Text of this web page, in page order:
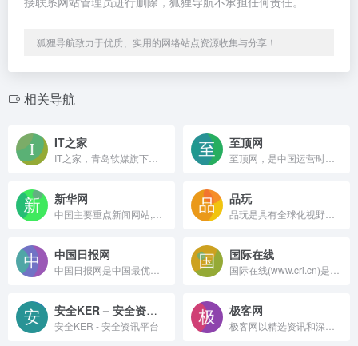
狐狸导航致力于优质、实用的网络站点资源收集与分享！
相关导航
IT之家 至顶网
新华网 品玩
中国日报网 国际在线
安全KER – 安全资讯平台
安全KER - 安全资讯平台
极客网